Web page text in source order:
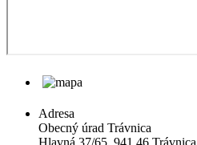
Adresa
Obecný úrad Trávnica